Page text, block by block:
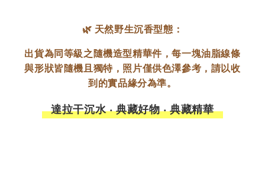
🌿 天然野生沉香型態：
出貨為同等級之隨機造型精華件，每一塊油脂線條
與形狀皆隨機且獨特，照片僅供色澤參考，請以收
到的實品緣分為準。
達拉干沉水 ‧ 典藏好物 ‧ 典藏精華